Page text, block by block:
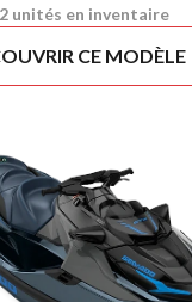
2 unités en inventaire
CE MODÈLE